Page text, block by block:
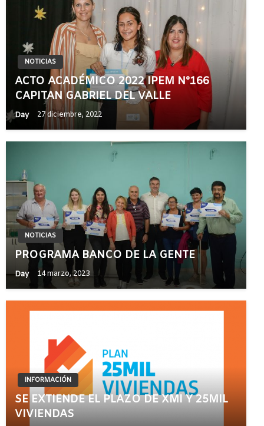
NOTICIAS
ACTO ACADÉMICO 2022 IPEM N°166
CAPITAN GABRIEL DEL VALLE
Day 27 diciembre, 2022
NOTICIAS
PROGRAMA BANCO DE LA GENTE
Day 14 marzo, 2023
INFORMACIÓN
SE EXTIENDE EL PLAZO DE XMI Y 25MIL
VIVIENDAS